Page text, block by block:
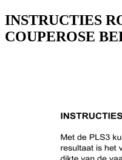
INSTRUCTIES
COUPEROSE